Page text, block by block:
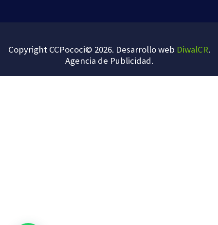
Copyright CCPococi© 2026. Desarrollo web DiwalCR.
Agencia de Publicidad.